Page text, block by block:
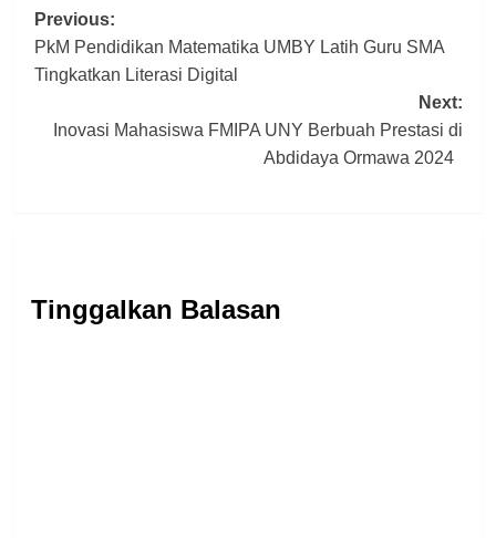
Post
navigation
Previous:
PkM Pendidikan Matematika UMBY Latih Guru SMA
Tingkatkan Literasi Digital
Next:
Inovasi Mahasiswa FMIPA UNY Berbuah Prestasi di
Abdidaya Ormawa 2024
Tinggalkan Balasan